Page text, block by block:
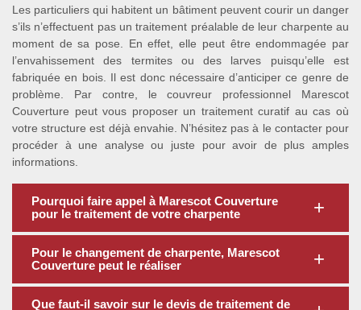
Les particuliers qui habitent un bâtiment peuvent courir un danger
s’ils n’effectuent pas un traitement préalable de leur charpente au
moment de sa pose. En effet, elle peut être endommagée par
l’envahissement des termites ou des larves puisqu’elle est
fabriquée en bois. Il est donc nécessaire d’anticiper ce genre de
problème. Par contre, le couvreur professionnel Marescot
Couverture peut vous proposer un traitement curatif au cas où
votre structure est déjà envahie. N’hésitez pas à le contacter pour
procéder à une analyse ou juste pour avoir de plus amples
informations.
Pourquoi faire appel à Marescot Couverture
pour le traitement de votre charpente
Pour le changement de charpente, Marescot
Couverture peut le réaliser
Que faut-il savoir sur le devis de traitement de